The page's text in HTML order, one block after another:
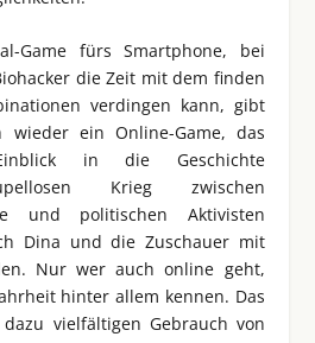
Game fürs Smartphone, bei
die Zeit mit dem finden
verdingen kann, gibt
wieder ein Online-Game, das
in die Geschichte
Krieg zwischen
und politischen Aktivisten
Dina und die Zuschauer mit
Nur wer auch online geht,
hinter allem kennen. Das
vielfältigen Gebrauch von